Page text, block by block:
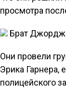
просмотра
Брат
Они провели
Эрика Гарнера,
полицейского